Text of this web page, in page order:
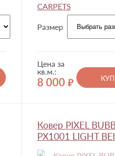
CARPETS
Размер
Цена за
кв.м.:
8 000 руб.
Ковер PIXEL
PX1001 LIGHT